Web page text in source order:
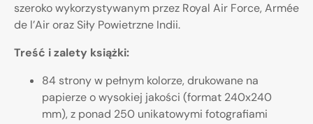
szeroko wykorzystywanym przez Royal Air Force, Armée
de l’Air oraz Siły Powietrzne Indii.
Treść i zalety książki:
84 strony w pełnym kolorze, drukowane na
papierze o wysokiej jakości (format 240x240
mm), z ponad 250 unikatowymi fotografiami